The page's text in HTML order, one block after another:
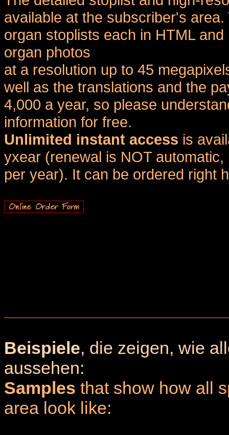
available at the subscriber's
organ stoplists each in HTML
organ photos
at a resolution up to 45
well as the translations and the
4,000 a year, so please
information for free.
Unlimited instant access is
yxear (renewal is NOT
per year). It can be ordered right
Beispiele, die zeigen, wie
aussehen:
Samples that show how all
area look like: